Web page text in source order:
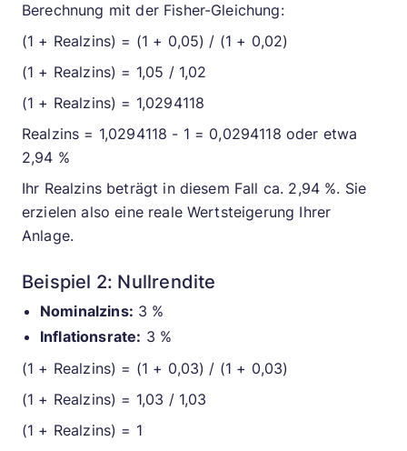
Berechnung mit der Fisher-Gleichung:
(1 + Realzins) = (1 + 0,05) / (1 + 0,02)
(1 + Realzins) = 1,05 / 1,02
(1 + Realzins) = 1,0294118
Realzins = 1,0294118 - 1 = 0,0294118 oder etwa
2,94 %
Ihr Realzins beträgt in diesem Fall ca. 2,94 %. Sie
erzielen also eine reale Wertsteigerung Ihrer
Anlage.
Beispiel 2: Nullrendite
Nominalzins: 3 %
Inflationsrate: 3 %
(1 + Realzins) = (1 + 0,03) / (1 + 0,03)
(1 + Realzins) = 1,03 / 1,03
(1 + Realzins) = 1